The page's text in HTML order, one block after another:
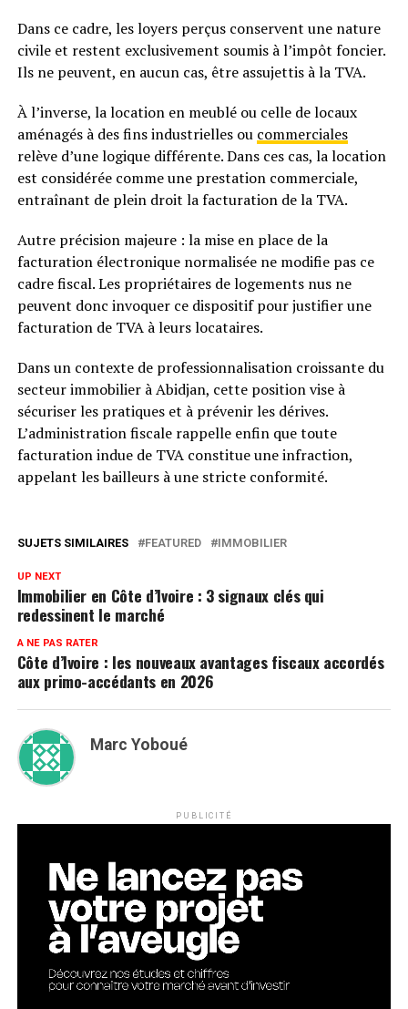
Dans ce cadre, les loyers perçus conservent une nature
civile et restent exclusivement soumis à l’impôt foncier.
Ils ne peuvent, en aucun cas, être assujettis à la TVA.
À l’inverse, la location en meublé ou celle de locaux
aménagés à des fins industrielles ou commerciales
relève d’une logique différente. Dans ces cas, la location
est considérée comme une prestation commerciale,
entraînant de plein droit la facturation de la TVA.
Autre précision majeure : la mise en place de la
facturation électronique normalisée ne modifie pas ce
cadre fiscal. Les propriétaires de logements nus ne
peuvent donc invoquer ce dispositif pour justifier une
facturation de TVA à leurs locataires.
Dans un contexte de professionnalisation croissante du
secteur immobilier à Abidjan, cette position vise à
sécuriser les pratiques et à prévenir les dérives.
L’administration fiscale rappelle enfin que toute
facturation indue de TVA constitue une infraction,
appelant les bailleurs à une stricte conformité.
SUJETS SIMILAIRES FEATURED IMMOBILIER
UP NEXT
Immobilier en Côte d’Ivoire : 3 signaux clés qui
redessinent le marché
A NE PAS RATER
Côte d’Ivoire : les nouveaux avantages fiscaux accordés
aux primo-accédants en 2026
Marc Yoboué
PUBLICITÉ